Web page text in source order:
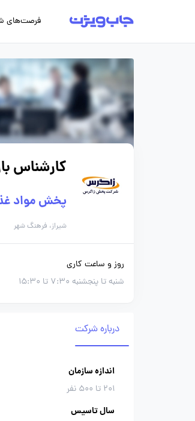
فرصت‌های
کارشناس
پخش مواد
شیراز، فرهنگ شهر
روز و ساعت کاری
شنبه تا پنجشنبه 7:30 تا 15:30
درباره شرکت
اندازه سازمان
201 تا 500 نفر
سال تاسیس